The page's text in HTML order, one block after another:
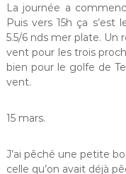
La journée a
Puis vers 15h ça s’est
5.5/6 nds mer plate. Un
vent pour les trois
bien pour le golfe de
vent.
15 mars.
J’ai pêché une petite
celle qu’on avait déjà